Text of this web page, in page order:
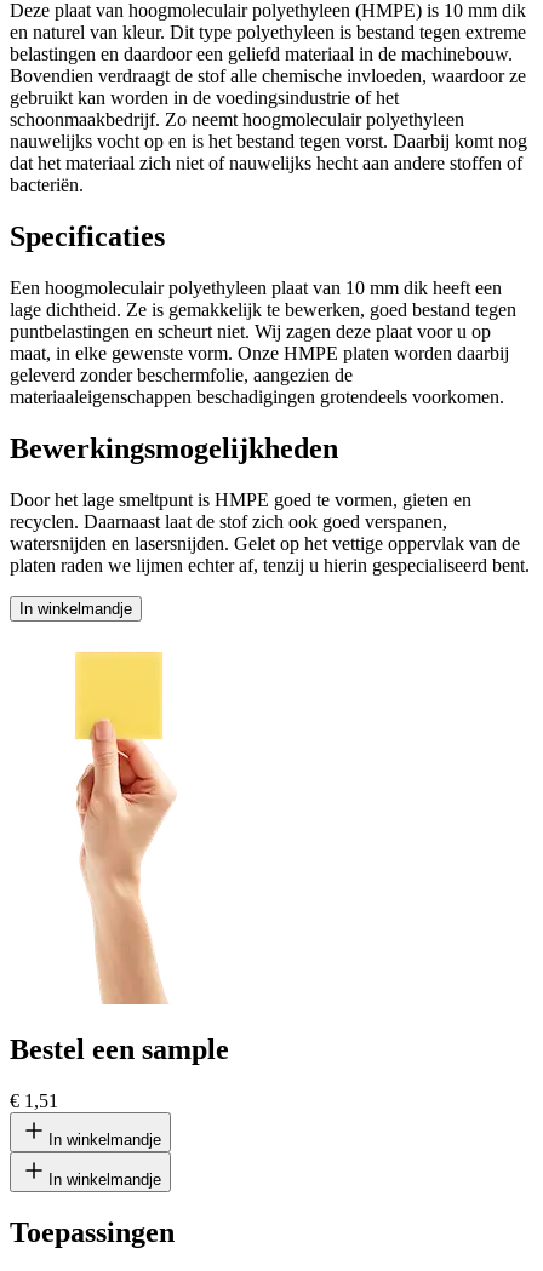
Deze plaat van hoogmoleculair polyethyleen (HMPE) is 10 mm dik
en naturel van kleur. Dit type polyethyleen is bestand tegen extreme
belastingen en daardoor een geliefd materiaal in de machinebouw.
Bovendien verdraagt de stof alle chemische invloeden, waardoor ze
gebruikt kan worden in de voedingsindustrie of het
schoonmaakbedrijf. Zo neemt hoogmoleculair polyethyleen
nauwelijks vocht op en is het bestand tegen vorst. Daarbij komt nog
dat het materiaal zich niet of nauwelijks hecht aan andere stoffen of
bacteriën.
Specificaties
Een hoogmoleculair polyethyleen plaat van 10 mm dik heeft een
lage dichtheid. Ze is gemakkelijk te bewerken, goed bestand tegen
puntbelastingen en scheurt niet. Wij zagen deze plaat voor u op
maat, in elke gewenste vorm. Onze HMPE platen worden daarbij
geleverd zonder beschermfolie, aangezien de
materiaaleigenschappen beschadigingen grotendeels voorkomen.
Bewerkingsmogelijkheden
Door het lage smeltpunt is HMPE goed te vormen, gieten en
recyclen. Daarnaast laat de stof zich ook goed verspanen,
watersnijden en lasersnijden. Gelet op het vettige oppervlak van de
platen raden we lijmen echter af, tenzij u hierin gespecialiseerd bent.
In winkelmandje
Bestel een sample
€ 1,51
In winkelmandje
In winkelmandje
Toepassingen